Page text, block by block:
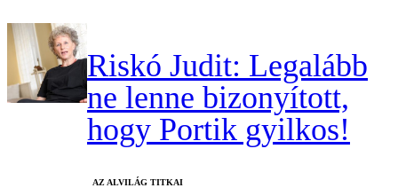
Riskó Judit: Legalább
ne lenne bizonyított,
hogy Portik gyilkos!
AZ ALVILÁG TITKAI